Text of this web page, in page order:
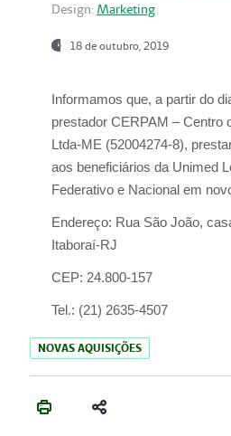
Design: Marketing
18 de outubro, 2019
Informamos que, a partir do
prestador CERPAM – Centro
Ltda-ME (52004274-8),
aos beneficiários da Unimed
Federativo e Nacional em
Endereço: Rua São João,
Itaboraí-RJ
CEP: 24.800-157
Tel.: (21) 2635-4507
NOVAS AQUISIÇÕES